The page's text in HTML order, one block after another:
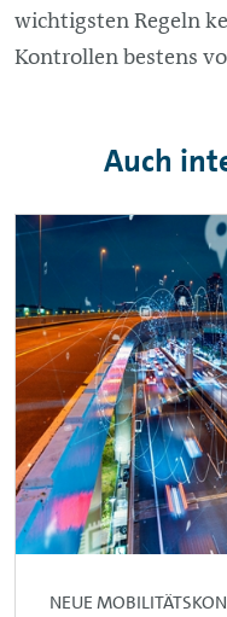
wichtigsten Regeln
Kontrollen bestens
Auch
NEUE